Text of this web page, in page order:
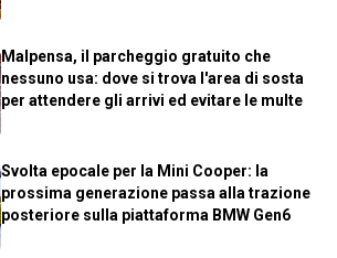
Malpensa, il parcheggio gratuito che
nessuno usa: dove si trova l'area di sosta
per attendere gli arrivi ed evitare le multe
Svolta epocale per la Mini Cooper: la
prossima generazione passa alla trazione
posteriore sulla piattaforma BMW Gen6